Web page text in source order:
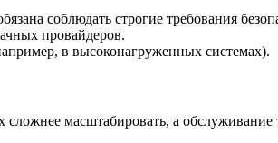
соблюдать строгие требования
провайдеров.
в высоконагруженных системах).
масштабировать, а обслуживание